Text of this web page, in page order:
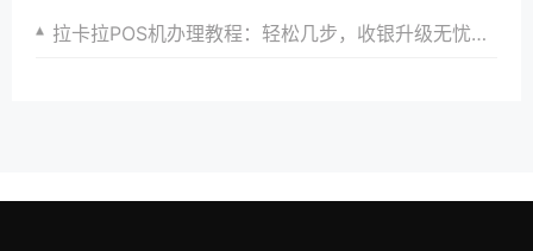
拉卡拉POS机办理教程：轻松几步，收银升级无忧，助力商家成长